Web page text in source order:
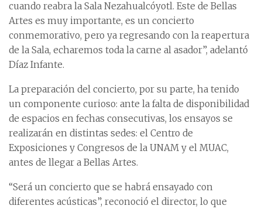
cuando reabra la Sala Nezahualcóyotl. Este de Bellas
Artes es muy importante, es un concierto
conmemorativo, pero ya regresando con la reapertura
de la Sala, echaremos toda la carne al asador”, adelantó
Díaz Infante.
La preparación del concierto, por su parte, ha tenido
un componente curioso: ante la falta de disponibilidad
de espacios en fechas consecutivas, los ensayos se
realizarán en distintas sedes: el Centro de
Exposiciones y Congresos de la UNAM y el MUAC,
antes de llegar a Bellas Artes.
“Será un concierto que se habrá ensayado con
diferentes acústicas”, reconoció el director, lo que